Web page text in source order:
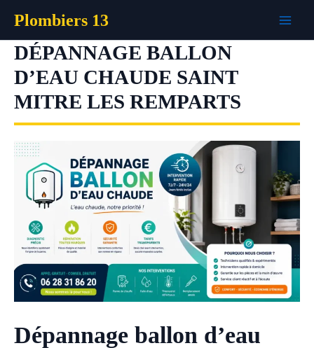
contenu
Plombiers 13
DÉPANNAGE BALLON
D’EAU CHAUDE SAINT
MITRE LES REMPARTS
Dépannage ballon d’eau